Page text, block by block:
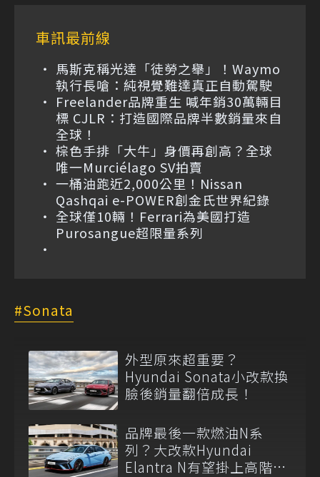
車訊最前線
馬斯克稱光達「徒勞之舉」！Waymo
執行長嗆：純視覺難達真正自動駕駛
Freelander品牌重生 喊年銷30萬輛目
標 CJLR：打造國際品牌半數銷量來自
全球！
棕色手排「大牛」身價再創高？全球
唯一Murciélago SV拍賣
一桶油跑近2,000公里！Nissan
Qashqai e-POWER創金氏世界紀錄
全球僅10輛！Ferrari為美國打造
Purosangue超限量系列
Sonata
外型原來超重要？
Hyundai Sonata小改款換
臉後銷量翻倍成長！
品牌最後一款燃油N系
列？大改款Hyundai
Elantra N有望掛上高階